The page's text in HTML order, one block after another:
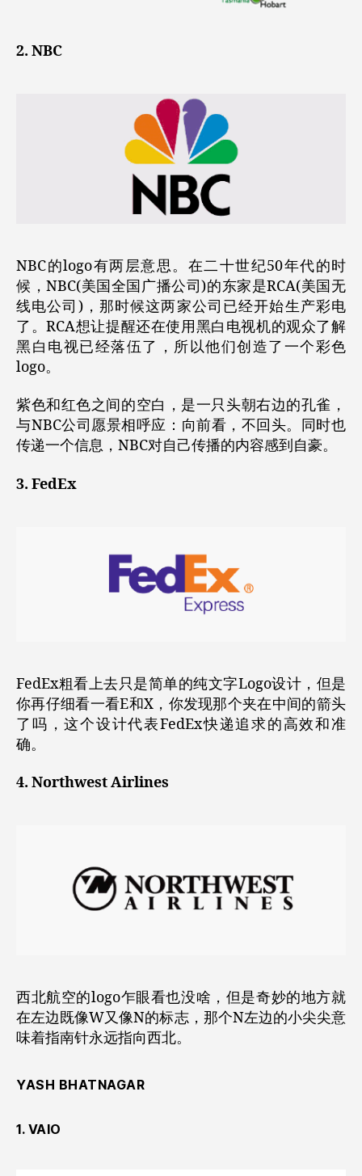
2. NBC
NBC的logo有两层意思。在二十世纪50年代的时
候，NBC(美国全国广播公司)的东家是RCA(美国无
线电公司)，那时候这两家公司已经开始生产彩电
了。RCA想让提醒还在使用黑白电视机的观众了解
黑白电视已经落伍了，所以他们创造了一个彩色
logo。
紫色和红色之间的空白，是一只头朝右边的孔雀，
与NBC公司愿景相呼应：向前看，不回头。同时也
传递一个信息，NBC对自己传播的内容感到自豪。
3. FedEx
FedEx粗看上去只是简单的纯文字Logo设计，但是
你再仔细看一看E和X，你发现那个夹在中间的箭头
了吗，这个设计代表FedEx快递追求的高效和准
确。
4. Northwest Airlines
西北航空的logo乍眼看也没啥，但是奇妙的地方就
在左边既像W又像N的标志，那个N左边的小尖尖意
味着指南针永远指向西北。
YASH BHATNAGAR
1. VAIO